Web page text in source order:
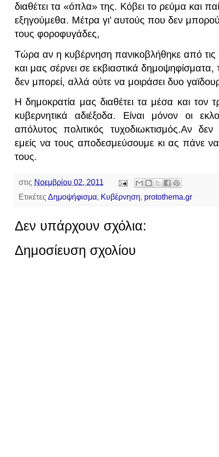
διαθέτει τα «όπλα» της. Κόβει το ρεύμα και
εξηγούμεθα. Μέτρα γι’ αυτούς που δεν
τους φοροφυγάδες,
Τώρα αν η κυβέρνηση πανικοβλήθηκε από τις
και μας σέρνει σε εκβιαστικά δημοψηφίσματα,
δεν μπορεί, αλλά ούτε να μοιράσει δυο
Η δημοκρατία μας διαθέτει τα μέσα και τον
κυβερνητικά αδιέξοδα. Είναι μόνον οι
απόλυτος πολιτικός τυχοδιωκτισμός.Αν
εμείς να τους αποδεσμεύσουμε κι ας πάνε
τους.
στις Νοεμβρίου 02, 2011
Ετικέτες Δημοψήφισμα, Κυβέρνηση, protothema.gr
Δεν υπάρχουν σχόλια:
Δημοσίευση σχολίου